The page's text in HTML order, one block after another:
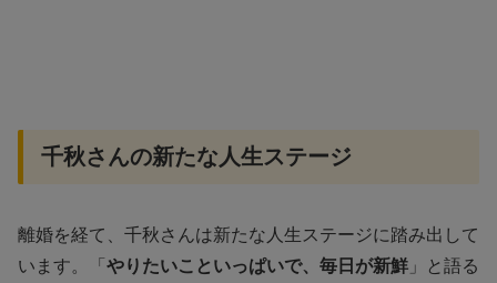
千秋さんの新たな人生ステージ
離婚を経て、千秋さんは新たな人生ステージに踏み出して
います。「 やりたいこといっぱいで、毎日が新鮮 」と語る